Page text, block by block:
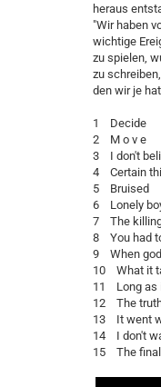
heraus
"Wir haben
wichtige
zu spielen,
zu
den wir je
1 Decide
2 M o v e
3 I don't
4 Certain
5 Bruised
6 Lonely
7 The
8 You had
9 When
10 What it
11 Long as
12 The
13 It went
14 I don't
15 The final